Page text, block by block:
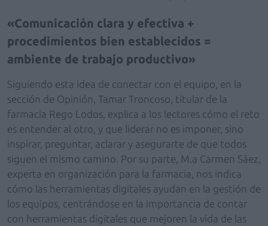
Comunicación clara y efectiva +
procedimientos bien establecidos =
ambiente de trabajo productivo
Siguiendo esta idea de conectar con el equipo, en la
sección de Opinión, Tamar Troncoso, titular de la
farmacia Rego Lodos, explica a los lectores cómo el reto
es entender al otro, y que liderar no es imponer, sino
inspirar, preguntar, aclarar y asegurarte de que todos
siguen el mismo camino. Por su parte, M.a Carmen Sáez,
experta en organización para la farmacia, nos indica
cómo las herramientas digitales ayudan en la gestión de
los equipos, centrándose en la importancia de contar
con herramientas digitales que mejoren la vida de las